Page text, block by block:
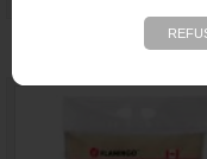
NOUS VOUS